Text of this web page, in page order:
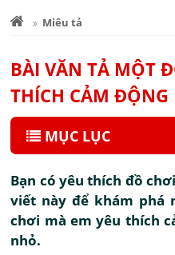
Miêu tả
BÀI VĂN TẢ MỘT
THÍCH CẢM ĐỘNG
MỤC LỤC
Bạn có yêu thích đồ
viết này để khám phá
chơi mà em yêu thích
nhỏ.